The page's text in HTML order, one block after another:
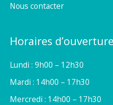
Nous contacter
Horaires
Lundi : 9h00 – 12h30
Mardi : 14h00 – 17h30
Mercredi : 14h00 – 17h30